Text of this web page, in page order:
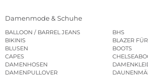
Damenmode & Schuhe
BALLOON / BARREL JEANS
BHS
BIKINIS
BLAZER
BLUSEN
BOOTS
CAPES
DAMENHOSEN
DAMENPULLOVER